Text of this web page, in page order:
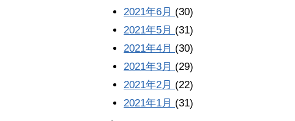
2021年6月 (30)
2021年5月 (31)
2021年4月 (30)
2021年3月 (29)
2021年2月 (22)
2021年1月 (31)